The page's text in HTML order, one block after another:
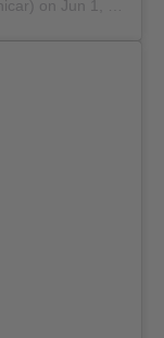
on Jun 1, 2019 at 12:54am PDT